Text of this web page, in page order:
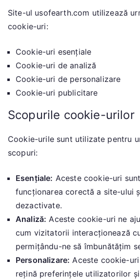
Site-ul usofearth.com utilizează
cookie-uri:
Cookie-uri esențiale
Cookie-uri de analiză
Cookie-uri de personalizare
Cookie-uri publicitare
Scopurile cookie-urilor
Cookie-urile sunt utilizate pentru
scopuri:
Esențiale: Aceste cookie-uri
funcționarea corectă a site-ului
dezactivate.
Analiză: Aceste cookie-uri ne
cum vizitatorii interacționează
permițându-ne să îmbunătățim
Personalizare: Aceste cookie-
rețină preferințele utilizatorilor